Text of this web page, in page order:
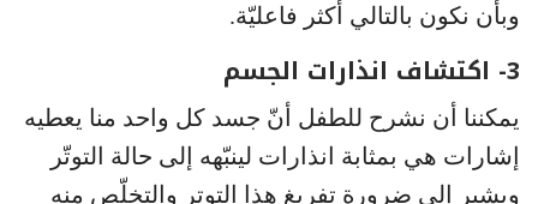
وبأن نكون بالتالي أكثر فاعليّة.
3- اكتشاف انذارات الجسم
يمكننا أن نشرح للطفل أنّ جسد كل واحد منا يعطيه
إشارات هي بمثابة انذارات لينبّهه إلى حالة التوتّر
ويشير إلى ضرورة تفريغ هذا التوتر والتخلّص منه